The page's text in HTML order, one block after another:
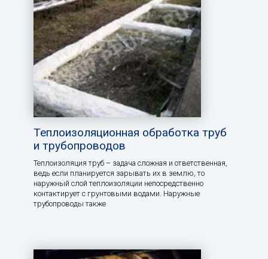
Теплоизоляционная обработка труб
и трубопроводов
Теплоизоляция труб – задача сложная и ответственная,
ведь если планируется зарывать их в землю, то
наружный слой теплоизоляции непосредственно
контактирует с грунтовыми водами. Наружные
трубопроводы также